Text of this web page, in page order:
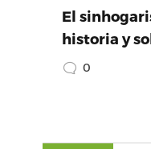
El
historia y
0